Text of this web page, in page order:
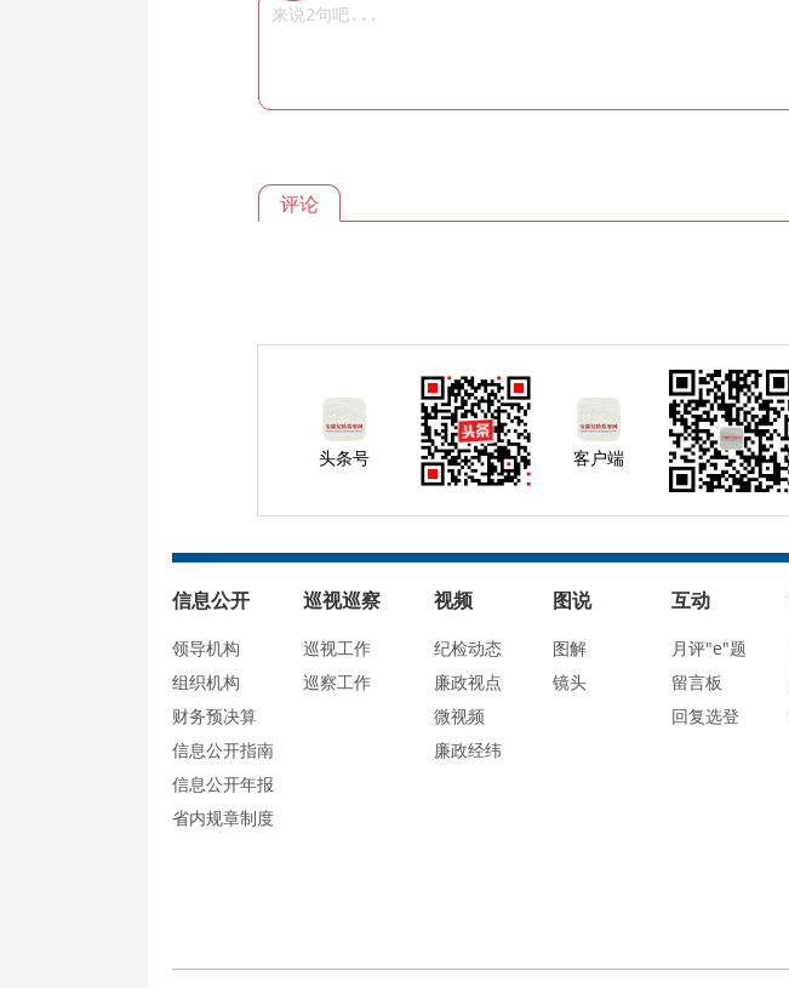
评论
头条号 客户端
信息公开
领导机构
组织机构
财务预决算
信息公开指南
信息公开年报
省内规章制度
巡视巡察
巡视工作
巡察工作
视频
纪检动态
廉政视点
微视频
廉政经纬
图说
图解
镜头
互动
月评"e"题
留言板
回复选登